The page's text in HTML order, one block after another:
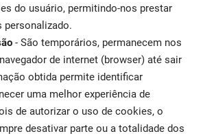
do usuário, permitindo-nos prestar
personalizado.
- São temporários, permanecem nos
de internet (browser) até sair
obtida permite identificar
uma melhor experiência de
de autorizar o uso de cookies, o
desativar parte ou a totalidade dos